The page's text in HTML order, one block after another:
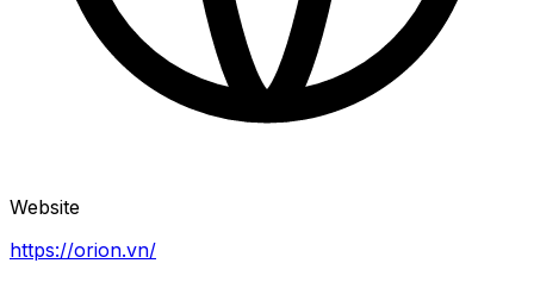
Website
https://orion.vn/